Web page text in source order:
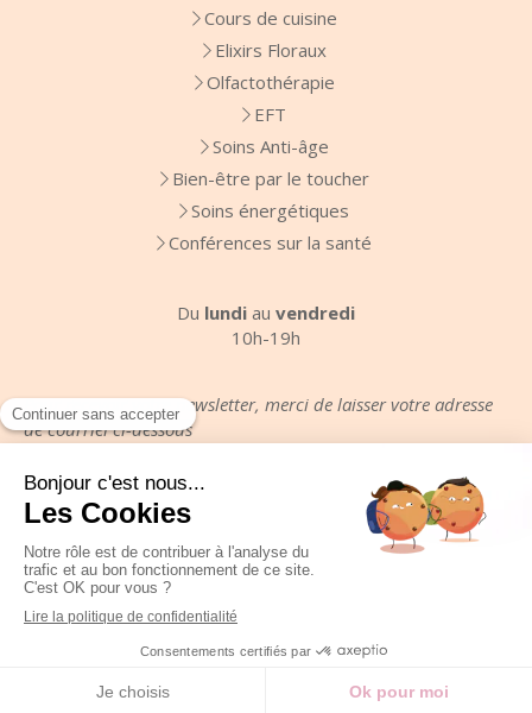
Cours de cuisine
Elixirs Floraux
Olfactothérapie
EFT
Soins Anti-âge
Bien-être par le toucher
Soins énergétiques
Conférences sur la santé
Du lundi au vendredi
10h-19h
Pour recevoir votre newsletter, merci de laisser votre adresse
de courriel ci-dessous
Votre email
Mentions légales
Création et référencement du site par Simplébo
Site partenaire deAnnuaire Thérapeutes